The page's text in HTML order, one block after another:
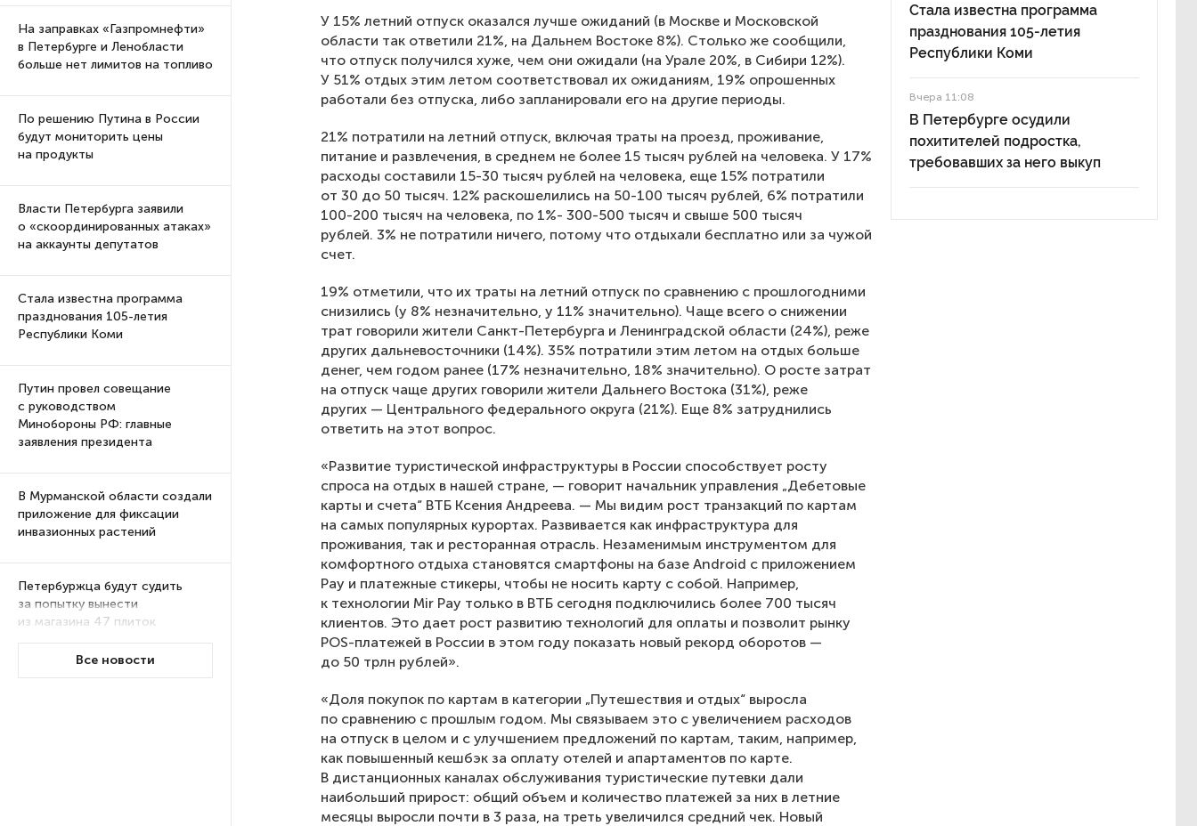
На заправках «Газпромнефти»
в Петербурге и Ленобласти
больше нет лимитов на топливо
По решению Путина в России
будут мониторить цены
на продукты
Власти Петербурга заявили
о «скоординированных атаках»
на аккаунты депутатов
Стала известна программа
празднования 105-летия
Республики Коми
Путин провел совещание
с руководством
Минобороны РФ: главные
заявления президента
В Мурманской области создали
приложение для фиксации
инвазионных растений
Петербуржца будут судить
за попытку вынести
из магазина 47 плиток
Все новости
У 15% летний отпуск оказался лучше ожиданий (в Москве и Московской
области так ответили 21%, на Дальнем Востоке 8%). Столько же сообщили,
что отпуск получился хуже, чем они ожидали (на Урале 20%, в Сибири 12%).
У 51% отдых этим летом соответствовал их ожиданиям, 19% опрошенных
работали без отпуска, либо запланировали его на другие периоды.
21% потратили на летний отпуск, включая траты на проезд, проживание,
питание и развлечения, в среднем не более 15 тысяч рублей на человека. У 17%
расходы составили 15-30 тысяч рублей на человека, еще 15% потратили
от 30 до 50 тысяч. 12% раскошелились на 50-100 тысяч рублей, 6% потратили
100-200 тысяч на человека, по 1%- 300-500 тысяч и свыше 500 тысяч
рублей. 3% не потратили ничего, потому что отдыхали бесплатно или за чужой
счет.
19% отметили, что их траты на летний отпуск по сравнению с прошлогодними
снизились (у 8% незначительно, у 11% значительно). Чаще всего о снижении
трат говорили жители Санкт-Петербурга и Ленинградской области (24%), реже
других дальневосточники (14%). 35% потратили этим летом на отдых больше
денег, чем годом ранее (17% незначительно, 18% значительно). О росте затрат
на отпуск чаще других говорили жители Дальнего Востока (31%), реже
других — Центрального федерального округа (21%). Еще 8% затруднились
ответить на этот вопрос.
«Развитие туристической инфраструктуры в России способствует росту
спроса на отдых в нашей стране, — говорит начальник управления „Дебетовые
карты и счета“ ВТБ Ксения Андреева. — Мы видим рост транзакций по картам
на самых популярных курортах. Развивается как инфраструктура для
проживания, так и ресторанная отрасль. Незаменимым инструментом для
комфортного отдыха становятся смартфоны на базе Android с приложением
Pay и платежные стикеры, чтобы не носить карту с собой. Например,
к технологии Mir Pay только в ВТБ сегодня подключились более 700 тысяч
клиентов. Это дает рост развитию технологий для оплаты и позволит рынку
POS-платежей в России в этом году показать новый рекорд оборотов —
до 50 трлн рублей».
«Доля покупок по картам в категории „Путешествия и отдых“ выросла
по сравнению с прошлым годом. Мы связываем это с увеличением расходов
на отпуск в целом и с улучшением предложений по картам, таким, например,
как повышенный кешбэк за оплату отелей и апартаментов по карте.
В дистанционных каналах обслуживания туристические путевки дали
наибольший прирост: общий объем и количество платежей за них в летние
месяцы выросли почти в 3 раза, на треть увеличился средний чек. Новый
Стала известна программа
празднования 105-летия
Республики Коми
Вчера 11:08
В Петербурге осудили
похитителей подростка,
требовавших за него выкуп